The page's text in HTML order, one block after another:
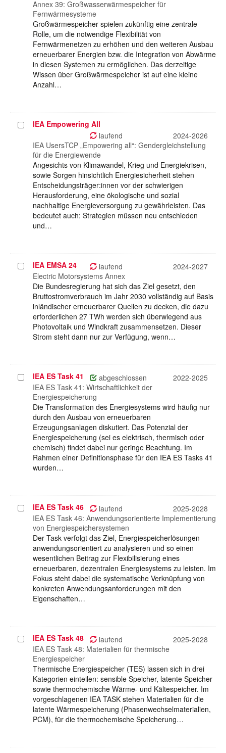
Annex 39: Großwasserwärmespeicher für
Fernwärmesysteme
Großwärmespeicher spielen zukünftig eine zentrale
Rolle, um die notwendige Flexibilität von
Fernwärmenetzen zu erhöhen und den weiteren Ausbau
erneuerbarer Energien bzw. die Integration von Abwärme
in diesen Systemen zu ermöglichen. Das derzeitige
Wissen über Großwärmespeicher ist auf eine kleine
Anzahl…
ProjektIEA Empowering All
laufend
2024-2026
IEA UsersTCP „Empowering all“: Gendergleichstellung
für die Energiewende
Angesichts von Klimawandel, Krieg und Energiekrisen,
sowie Sorgen hinsichtlich Energiesicherheit stehen
Entscheidungsträger:innen vor der schwierigen
Herausforderung, eine ökologische und sozial
nachhaltige Energieversorgung zu gewährleisten. Das
bedeutet auch: Strategien müssen neu entschieden
und…
Projekt
auswählen
IEA EMSA 24 laufend
2024-2027
Electric Motorsystems Annex
Die Bundesregierung hat sich das Ziel gesetzt, den
Bruttostromverbrauch im Jahr 2030 vollständig auf Basis
inländischer erneuerbarer Quellen zu decken, die dazu
erforderlichen 27 TWh werden sich überwiegend aus
Photovoltaik und Windkraft zusammensetzen. Dieser
Strom steht dann nur zur Verfügung, wenn…
Projekt
auswählen
IEA ES Task 41 abgeschlossen
2022-2025
IEA ES Task 41: Wirtschaftlichkeit der
Energiespeicherung
Die Transformation des Energiesystems wird häufig nur
durch den Ausbau von erneuerbaren
Erzeugungsanlagen diskutiert. Das Potenzial der
Energiespeicherung (sei es elektrisch, thermisch oder
chemisch) findet dabei nur geringe Beachtung. Im
Rahmen einer Definitionsphase für den IEA ES Tasks 41
wurden…
Projekt
auswählen
IEA ES Task 46 laufend
2025-2028
IEA ES Task 46: Anwendungsorientierte Implementierung
von Energiespeichersystemen
Der Task verfolgt das Ziel, Energiespeicherlösungen
anwendungsorientiert zu analysieren und so einen
wesentlichen Beitrag zur Flexibilisierung eines
erneuerbaren, dezentralen Energiesystems zu leisten. Im
Fokus steht dabei die systematische Verknüpfung von
konkreten Anwendungsanforderungen mit den
Eigenschaften…
Projekt
auswählen
IEA ES Task 48 laufend
2025-2028
IEA ES Task 48: Materialien für thermische
Energiespeicher
Thermische Energiespeicher (TES) lassen sich in drei
Kategorien einteilen: sensible Speicher, latente Speicher
sowie thermochemische Wärme- und Kältespeicher. Im
vorgeschlagenen IEA TASK stehen Materialien für die
latente Wärmespeicherung (Phasenwechselmaterialien,
PCM), für die thermochemische Speicherung…